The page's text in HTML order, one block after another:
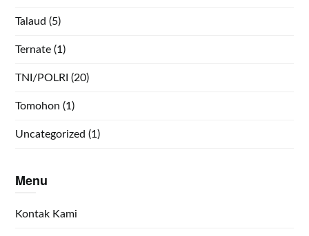
Talaud (5)
Ternate (1)
TNI/POLRI (20)
Tomohon (1)
Uncategorized (1)
Menu
Kontak Kami